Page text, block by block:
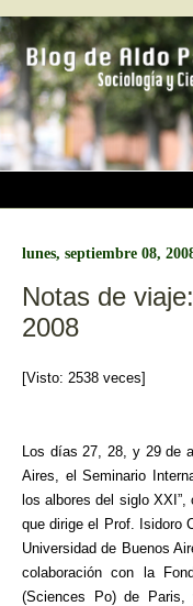
lunes, septiembre 08,
Notas de
2008
[Visto: 2538 veces]
Los días 27, 28, y 29 de
Aires, el Seminario
los albores del siglo
que dirige el Prof. Isidoro
Universidad de Buenos
colaboración con la
(Sciences Po) de